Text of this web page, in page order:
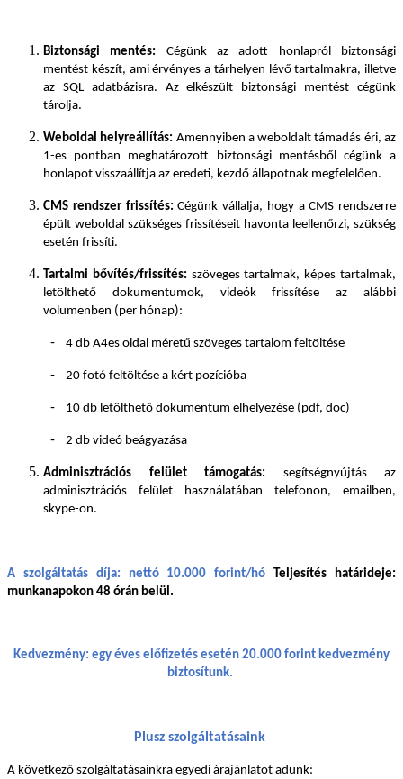
Biztonsági mentés: Cégünk az adott honlapról biztonsági
mentést készít, ami érvényes a tárhelyen lévő tartalmakra, illetve
az SQL adatbázisra. Az elkészült biztonsági mentést cégünk
tárolja.
Weboldal helyreállítás: Amennyiben a weboldalt támadás éri, az
1-es pontban meghatározott biztonsági mentésből cégünk a
honlapot visszaállítja az eredeti, kezdő állapotnak megfelelően.
CMS rendszer frissítés:Cégünk vállalja, hogy a CMS rendszerre
épült weboldal szükséges frissítéseit havonta leellenőrzi, szükség
esetén frissíti.
Tartalmi bővítés/frissítés: szöveges tartalmak, képes tartalmak,
letölthető dokumentumok, videók frissítése az alábbi
volumenben (per hónap):
- 4 db A4es oldal méretű szöveges tartalom feltöltése
- 20 fotó feltöltése a kért pozícióba
- 10 db letölthető dokumentum elhelyezése (pdf, doc)
- 2 db videó beágyazása
Adminisztrációs felület támogatás: segítségnyújtás az
adminisztrációs felület használatában telefonon, emailben,
skype-on.
A szolgáltatás díja: nettó 10.000 forint/hó Teljesítés határideje:
munkanapokon 48 órán belül.
Kedvezmény: egy éves előfizetés esetén 20.000 forint kedvezmény
biztosítunk.
Plusz szolgáltatásaink
A következő szolgáltatásainkra egyedi árajánlatot adunk: